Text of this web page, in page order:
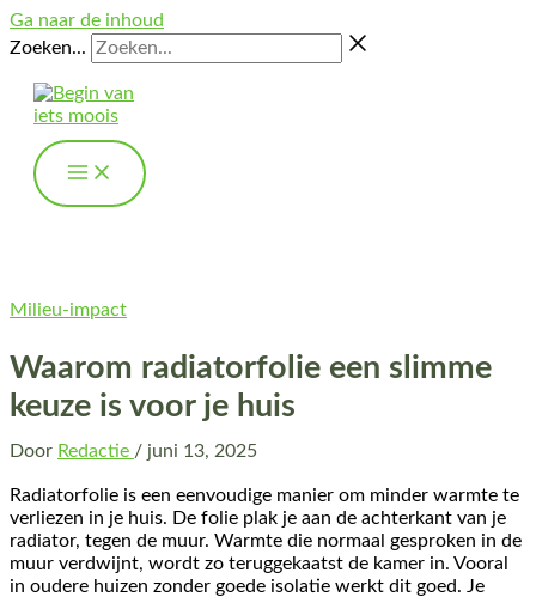
Ga naar de inhoud
Zoeken...
Milieu-impact
Waarom radiatorfolie een slimme
keuze is voor je huis
Door Redactie / juni 13, 2025
Radiatorfolie is een eenvoudige manier om minder warmte te
verliezen in je huis. De folie plak je aan de achterkant van je
radiator, tegen de muur. Warmte die normaal gesproken in de
muur verdwijnt, wordt zo teruggekaatst de kamer in. Vooral
in oudere huizen zonder goede isolatie werkt dit goed. Je